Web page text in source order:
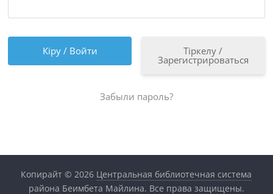
Тіркелу /
Зарегистрироваться
Забыли пароль?
Копирайт © 2026 Центральная библиотечная система
района Беимбета Майлина. Все права защищены.